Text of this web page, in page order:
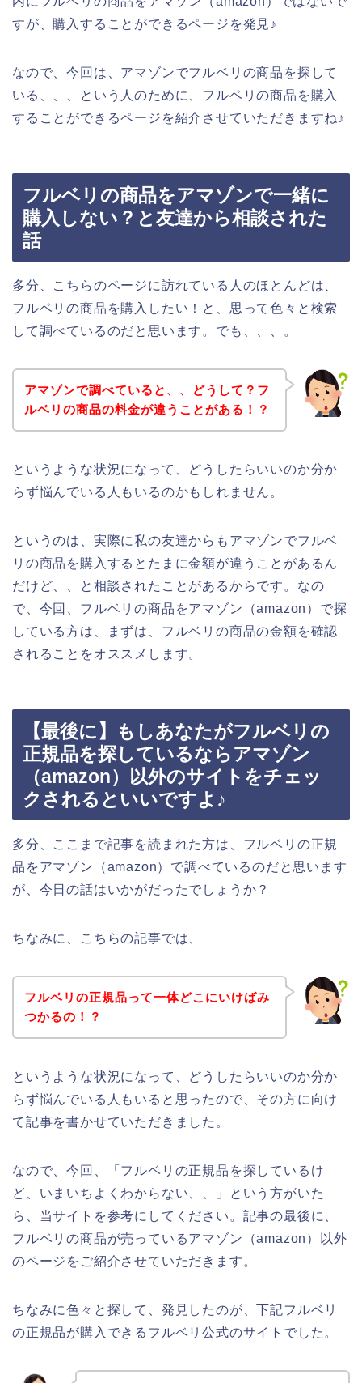
すが、購入することができるページを発見♪
なので、今回は、アマゾンでフルベリの商品を探して
いる、、、という人のために、フルベリの商品を購入
することができるページを紹介させていただきますね♪
フルベリの商品をアマゾンで一緒に
購入しない？と友達から相談された
話
多分、こちらのページに訪れている人のほとんどは、
フルベリの商品を購入したい！と、思って色々と検索
して調べているのだと思います。でも、、、。
アマゾンで調べていると、、どうして？フ
ルベリの商品の料金が違うことがある！？
というような状況になって、どうしたらいいのか分か
らず悩んでいる人もいるのかもしれません。
というのは、実際に私の友達からもアマゾンでフルベ
リの商品を購入するとたまに金額が違うことがあるん
だけど、、と相談されたことがあるからです。なの
で、今回、フルベリの商品をアマゾン（amazon）で探
している方は、まずは、フルベリの商品の金額を確認
されることをオススメします。
【最後に】もしあなたがフルベリの
正規品を探しているならアマゾン
（amazon）以外のサイトをチェッ
クされるといいですよ♪
多分、ここまで記事を読まれた方は、フルベリの正規
品をアマゾン（amazon）で調べているのだと思います
が、今日の話はいかがだったでしょうか？
ちなみに、こちらの記事では、
フルベリの正規品って一体どこにいけばみ
つかるの！？
というような状況になって、どうしたらいいのか分か
らず悩んでいる人もいると思ったので、その方に向け
て記事を書かせていただきました。
なので、今回、「フルベリの正規品を探しているけ
ど、いまいちよくわからない、、」という方がいた
ら、当サイトを参考にしてください。記事の最後に、
フルベリの商品が売っているアマゾン（amazon）以外
のページをご紹介させていただきます。
ちなみに色々と探して、発見したのが、下記フルベリ
の正規品が購入できるフルベリ公式のサイトでした。